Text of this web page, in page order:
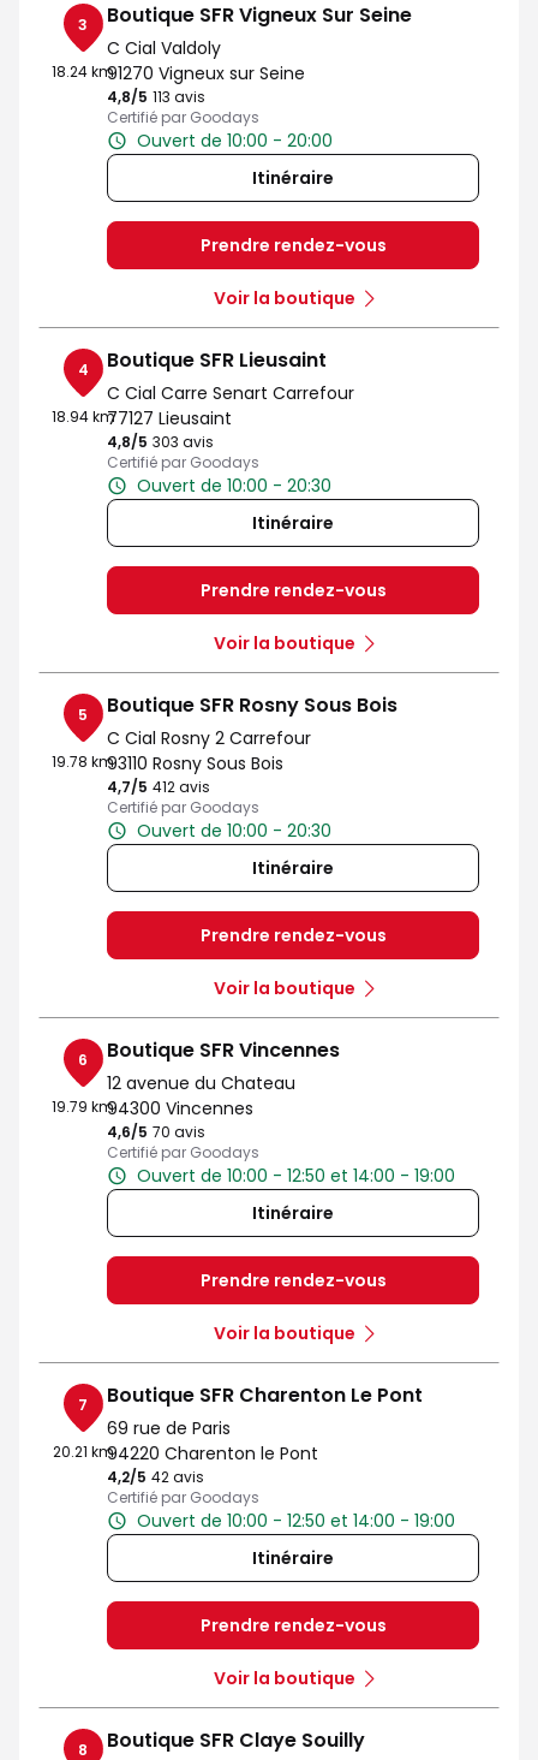
3
18.24 km
Boutique SFR Vigneux Sur Seine
C Cial Valdoly
91270 Vigneux sur Seine
4,8/5 Note de 4.8 sur 5
113 avis
Certifié par Goodays
Ouvert de 10:00 - 20:00
Itinéraire
Prendre rendez-vous
Voir la boutique
4
18.94 km
Boutique SFR Lieusaint
C Cial Carre Senart Carrefour
77127 Lieusaint
4,8/5 Note de 4.8 sur 5
303 avis
Certifié par Goodays
Ouvert de 10:00 - 20:30
Itinéraire
Prendre rendez-vous
Voir la boutique
5
19.78 km
Boutique SFR Rosny Sous Bois
C Cial Rosny 2 Carrefour
93110 Rosny Sous Bois
4,7/5 Note de 4.7 sur 5
412 avis
Certifié par Goodays
Ouvert de 10:00 - 20:30
Itinéraire
Prendre rendez-vous
Voir la boutique
6
19.79 km
Boutique SFR Vincennes
12 avenue du Chateau
94300 Vincennes
4,6/5 Note de 4.6 sur 5
70 avis
Certifié par Goodays
Ouvert de 10:00 - 12:50 et 14:00 - 19:00
Itinéraire
Prendre rendez-vous
Voir la boutique
7
20.21 km
Boutique SFR Charenton Le Pont
69 rue de Paris
94220 Charenton le Pont
4,2/5 Note de 4.2 sur 5
42 avis
Certifié par Goodays
Ouvert de 10:00 - 12:50 et 14:00 - 19:00
Itinéraire
Prendre rendez-vous
Voir la boutique
8 Boutique SFR Claye Souilly